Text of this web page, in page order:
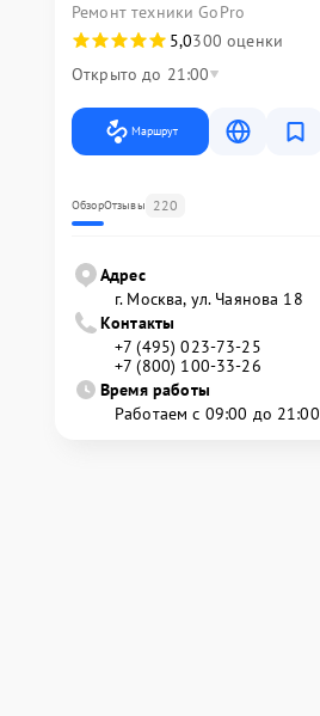
Ремонт техники GoPro
5,0300 оценки
Открыто до 21:00
Маршрут
ОбзорОтзывы 220
Адрес
г. Москва, ул. Чаянова 18
Контакты
+7 (495) 023-73-25
+7 (800) 100-33-26
Время работы
Работаем с 09:00 до 21:00